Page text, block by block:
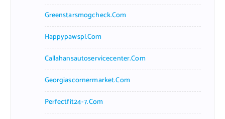
Greenstarsmogcheck.com
Happypawspl.com
Callahansautoservicecenter.com
Georgiascornermarket.com
Perfectfit24-7.com